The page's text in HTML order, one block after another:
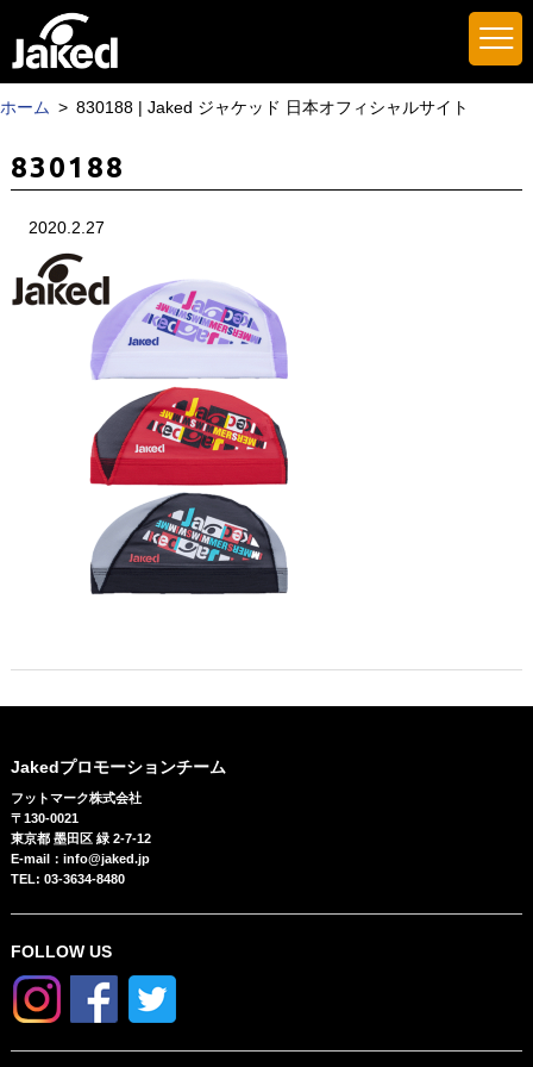
ホーム 830188 | Jaked ジャケッド 日本オフィシャルサイト
830188
2020.2.27
Jakedプロモーションチーム
フットマーク株式会社
〒130-0021
東京都 墨田区 緑 2-7-12
E-mail：info@jaked.jp
TEL: 03-3634-8480
FOLLOW US